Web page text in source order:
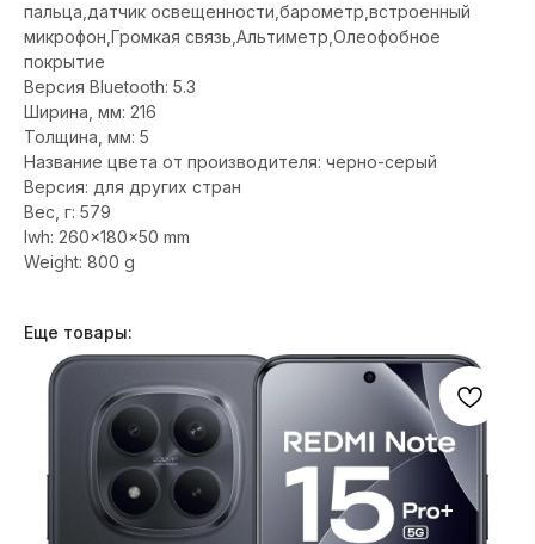
пальца,датчик освещенности,барометр,встроенный
микрофон,Громкая связь,Альтиметр,Олеофобное
покрытие
Версия Bluetooth: 5.3
Ширина, мм: 216
Толщина, мм: 5
Название цвета от производителя: черно-серый
Версия: для других стран
Вес, г: 579
lwh: 260x180x50 mm
Weight: 800 g
Еще товары: